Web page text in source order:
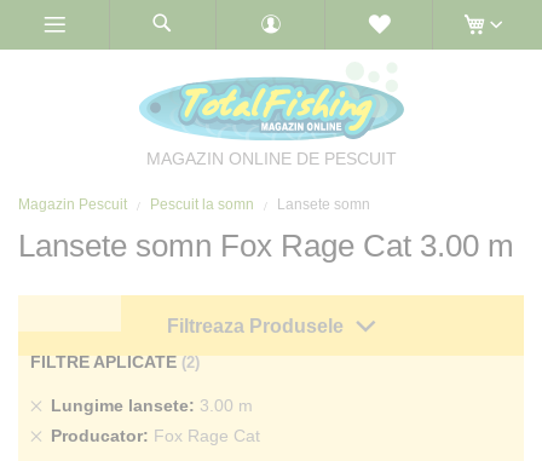
MAGAZIN ONLINE DE PESCUIT
Magazin Pescuit Pescuit la somn Lansete somn
Lansete somn Fox Rage Cat 3.00 m
Filtreaza Produsele
FILTRE APLICATE
Lungime lansete 3.00 m
Sterge
produs
Producator Fox Rage Cat
Sterge